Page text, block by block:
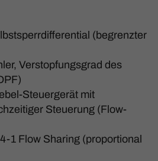
(begrenzter
Verstopfungsgrad des
Steuergerät mit
Steuerung (Flow-
1 Flow Sharing (proportional